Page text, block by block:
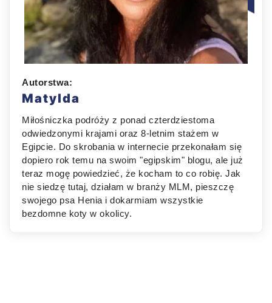
Autorstwa:
Matylda
Miłośniczka podróży z ponad czterdziestoma
odwiedzonymi krajami oraz 8-letnim stażem w
Egipcie. Do skrobania w internecie przekonałam się
dopiero rok temu na swoim "egipskim" blogu, ale już
teraz mogę powiedzieć, że kocham to co robię. Jak
nie siedzę tutaj, działam w branży MLM, pieszczę
swojego psa Henia i dokarmiam wszystkie
bezdomne koty w okolicy.